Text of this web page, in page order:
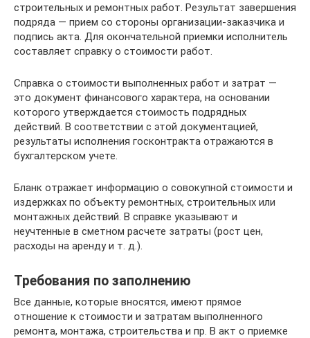
строительных и ремонтных работ. Результат завершения
подряда — прием со стороны организации-заказчика и
подпись акта. Для окончательной приемки исполнитель
составляет справку о стоимости работ.
Справка о стоимости выполненных работ и затрат —
это документ финансового характера, на основании
которого утверждается стоимость подрядных
действий. В соответствии с этой документацией,
результаты исполнения госконтракта отражаются в
бухгалтерском учете.
Бланк отражает информацию о совокупной стоимости и
издержках по объекту ремонтных, строительных или
монтажных действий. В справке указывают и
неучтенные в сметном расчете затраты (рост цен,
расходы на аренду и т. д.).
Требования по заполнению
Все данные, которые вносятся, имеют прямое
отношение к стоимости и затратам выполненного
ремонта, монтажа, строительства и пр. В акт о приемке